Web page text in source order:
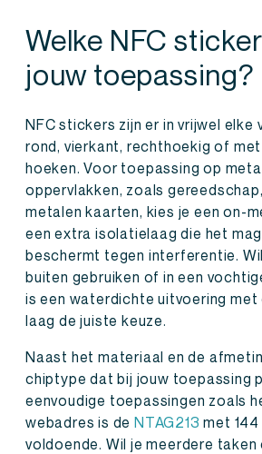
Welke NFC
jouw toepassing?
NFC stickers zijn er in vrijwel elke
rond, vierkant, rechthoekig of
hoeken. Voor toepassing op
oppervlakken, zoals
metalen kaarten, kies je een on-
een extra isolatielaag die het
beschermt tegen interferentie.
buiten gebruiken of in een
is een waterdichte uitvoering met
laag de juiste keuze.
Naast het materiaal en de
chiptype dat bij jouw toepassing
eenvoudige toepassingen zoals
webadres is deNTAG213 met
voldoende. Wil je meerdere taken